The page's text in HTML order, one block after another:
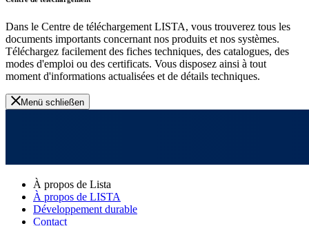
Dans le Centre de téléchargement LISTA, vous trouverez tous les
documents importants concernant nos produits et nos systèmes.
Téléchargez facilement des fiches techniques, des catalogues, des
modes d'emploi ou des certificats. Vous disposez ainsi à tout
moment d'informations actualisées et de détails techniques.
Menü schließen
À propos de Lista
À propos de LISTA
Développement durable
Contact